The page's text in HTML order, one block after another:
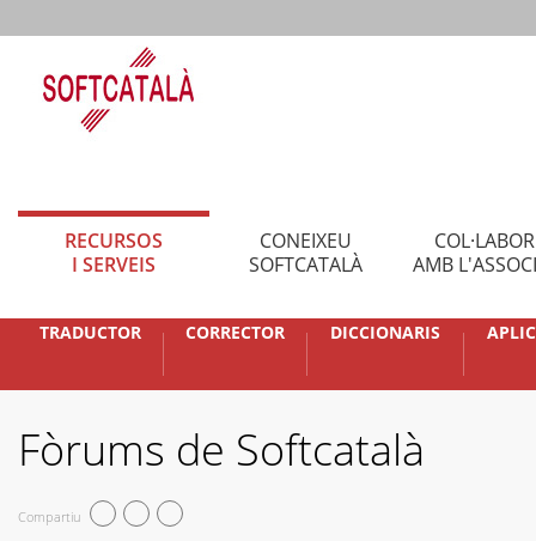
RECURSOS
I SERVEIS
CONEIXEU
SOFTCATALÀ
AMB
TRADUCTOR CORRECTOR DICCIONARIS
Fòrums de Softcatalà
Compartiu